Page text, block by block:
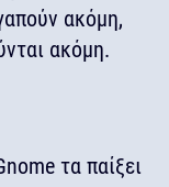
ακόμη,
ακόμη.
τα παίξει